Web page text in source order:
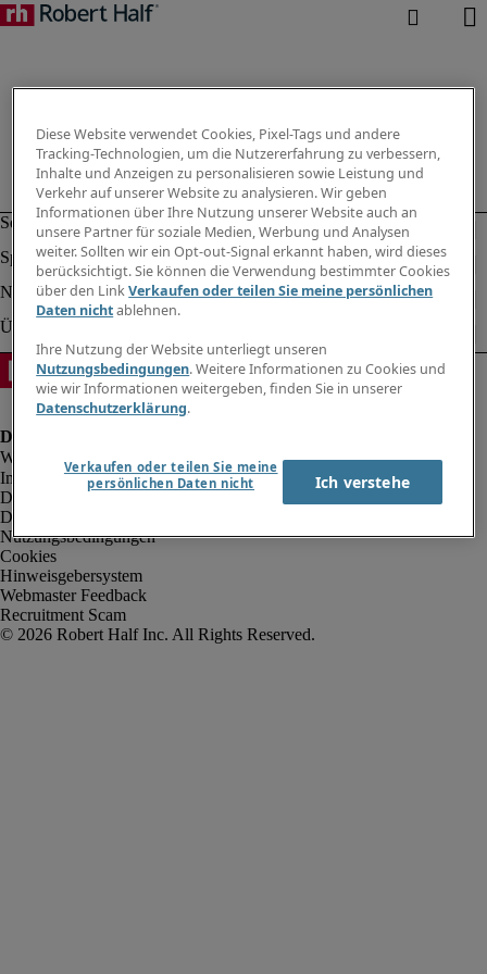
Impressum
Datenschutz
Datenschutz Arbeitnehmer/Zeitarbeitskräfte
Nutzungsbedingungen
Cookies
Hinweisgebersystem
Webmaster Feedback
Recruitment Scam
Diese Website verwendet Cookies, Pixel-Tags und andere
Tracking-Technologien, um die Nutzererfahrung zu verbessern,
Inhalte und Anzeigen zu personalisieren sowie Leistung und
Verkehr auf unserer Website zu analysieren. Wir geben
Informationen über Ihre Nutzung unserer Website auch an
unsere Partner für soziale Medien, Werbung und Analysen
weiter. Sollten wir ein Opt-out-Signal erkannt haben, wird dieses
berücksichtigt. Sie können die Verwendung bestimmter Cookies
über den LinkVerkaufen oder teilen Sie meine persönlichen
Daten nichtablehnen.
Ihre Nutzung der Website unterliegt unseren
Nutzungsbedingungen. Weitere Informationen zu Cookies und
wie wir Informationen weitergeben, finden Sie in unserer
Datenschutzerklärung.
Verkaufen oder teilen Sie meine
persönlichen Daten nicht
Ich verstehe